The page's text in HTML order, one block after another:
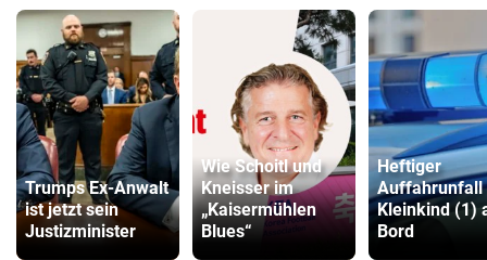
Trumps Ex-Anwalt
ist jetzt sein
Justizminister
Wie Schoitl und
Kneisser im
„Kaisermühlen
Blues“
Heftiger
Auffahrunfall
Kleinkind (1)
Bord